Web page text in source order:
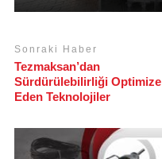
Sonraki Haber
Tezmaksan’dan
Sürdürülebilirliği Optimize
Eden Teknolojiler